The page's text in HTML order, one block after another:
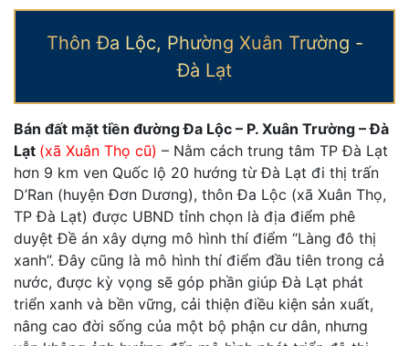
Thôn Đa Lộc, Phường Xuân Trường -
Đà Lạt
Bán đất mặt tiền đường Đa Lộc – P. Xuân Trường – Đà
Lạt (xã Xuân Thọ cũ) – Nằm cách trung tâm TP Đà Lạt
hơn 9 km ven Quốc lộ 20 hướng từ Đà Lạt đi thị trấn
D’Ran (huyện Đơn Dương), thôn Ða Lộc (xã Xuân Thọ,
TP Ðà Lạt) được UBND tỉnh chọn là địa điểm phê
duyệt Ðề án xây dựng mô hình thí điểm “Làng đô thị
xanh”. Đây cũng là mô hình thí điểm đầu tiên trong cả
nước, được kỳ vọng sẽ góp phần giúp Đà Lạt phát
triển xanh và bền vững, cải thiện điều kiện sản xuất,
nâng cao đời sống của một bộ phận cư dân, nhưng